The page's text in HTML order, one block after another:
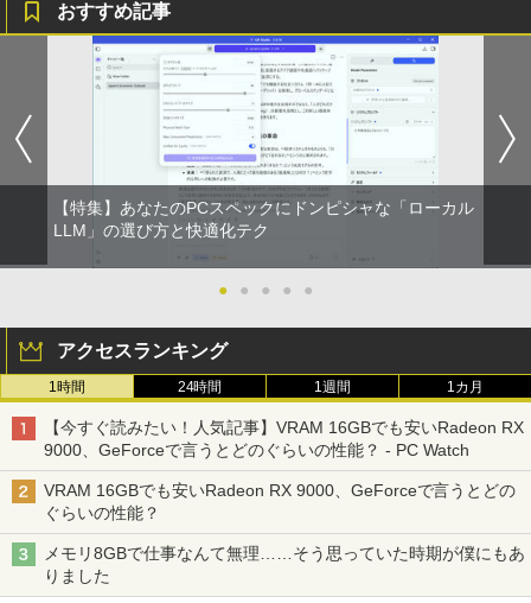
おすすめ記事
【特集】あなたのPCスペックにドンピシャな「ローカル
LLM」の選び方と快適化テク
● ● ● ● ●
アクセスランキング
1時間 24時間 1週間 1カ月
【今すぐ読みたい！人気記事】VRAM 16GBでも安いRadeon RX
9000、GeForceで言うとどのぐらいの性能？ - PC Watch
VRAM 16GBでも安いRadeon RX 9000、GeForceで言うとどの
ぐらいの性能？
メモリ8GBで仕事なんて無理……そう思っていた時期が僕にもあ
りました